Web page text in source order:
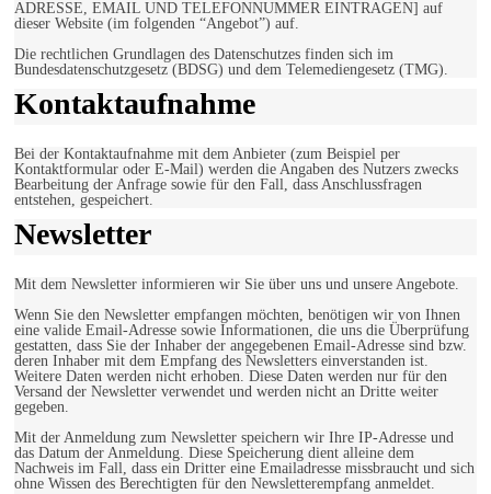
ADRESSE, EMAIL UND TELEFONNUMMER EINTRAGEN] auf
dieser Website (im folgenden “Angebot”) auf.
Die rechtlichen Grundlagen des Datenschutzes finden sich im
Bundesdatenschutzgesetz (BDSG) und dem Telemediengesetz (TMG).
Kontaktaufnahme
Bei der Kontaktaufnahme mit dem Anbieter (zum Beispiel per
Kontaktformular oder E-Mail) werden die Angaben des Nutzers zwecks
Bearbeitung der Anfrage sowie für den Fall, dass Anschlussfragen
entstehen, gespeichert.
Newsletter
Mit dem Newsletter informieren wir Sie über uns und unsere Angebote.
Wenn Sie den Newsletter empfangen möchten, benötigen wir von Ihnen
eine valide Email-Adresse sowie Informationen, die uns die Überprüfung
gestatten, dass Sie der Inhaber der angegebenen Email-Adresse sind bzw.
deren Inhaber mit dem Empfang des Newsletters einverstanden ist.
Weitere Daten werden nicht erhoben. Diese Daten werden nur für den
Versand der Newsletter verwendet und werden nicht an Dritte weiter
gegeben.
Mit der Anmeldung zum Newsletter speichern wir Ihre IP-Adresse und
das Datum der Anmeldung. Diese Speicherung dient alleine dem
Nachweis im Fall, dass ein Dritter eine Emailadresse missbraucht und sich
ohne Wissen des Berechtigten für den Newsletterempfang anmeldet.